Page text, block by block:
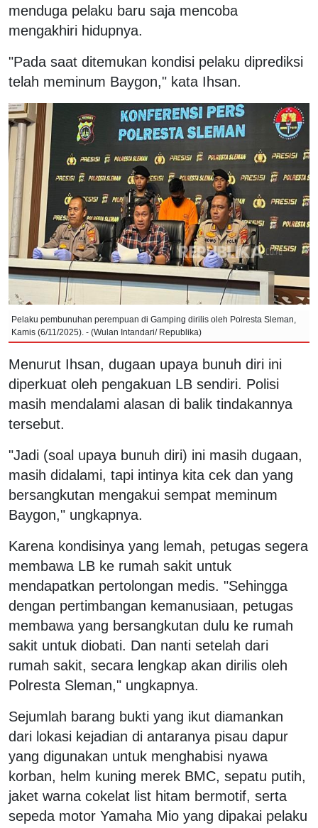
menduga pelaku baru saja mencoba
mengakhiri hidupnya.
"Pada saat ditemukan kondisi pelaku diprediksi
telah meminum Baygon," kata Ihsan.
Pelaku pembunuhan perempuan di Gamping dirilis oleh Polresta Sleman,
Kamis (6/11/2025). - (Wulan Intandari/ Republika)
Menurut Ihsan, dugaan upaya bunuh diri ini
diperkuat oleh pengakuan LB sendiri. Polisi
masih mendalami alasan di balik tindakannya
tersebut.
"Jadi (soal upaya bunuh diri) ini masih dugaan,
masih didalami, tapi intinya kita cek dan yang
bersangkutan mengakui sempat meminum
Baygon," ungkapnya.
Karena kondisinya yang lemah, petugas segera
membawa LB ke rumah sakit untuk
mendapatkan pertolongan medis. "Sehingga
dengan pertimbangan kemanusiaan, petugas
membawa yang bersangkutan dulu ke rumah
sakit untuk diobati. Dan nanti setelah dari
rumah sakit, secara lengkap akan dirilis oleh
Polresta Sleman," ungkapnya.
Sejumlah barang bukti yang ikut diamankan
dari lokasi kejadian di antaranya pisau dapur
yang digunakan untuk menghabisi nyawa
korban, helm kuning merek BMC, sepatu putih,
jaket warna cokelat list hitam bermotif, serta
sepeda motor Yamaha Mio yang dipakai pelaku